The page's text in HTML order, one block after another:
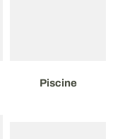
Piscine